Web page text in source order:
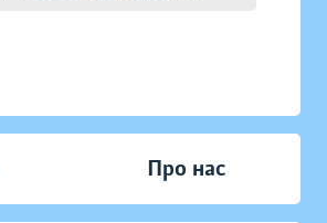
Про нас